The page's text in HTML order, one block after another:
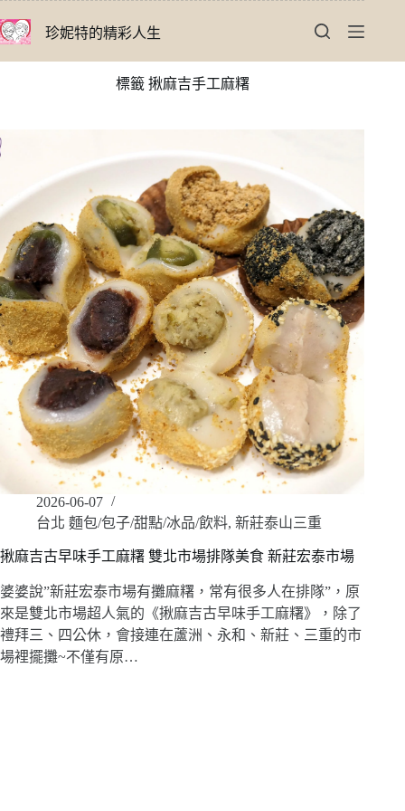
至
珍妮特的精彩人生
標籤揪麻吉手工麻糬
2026-06-07
台北 麵包/包子/甜點/冰品/飲料, 新莊泰山三重
揪麻吉古早味手工麻糬 雙北市場排隊美食 新莊宏泰市場
婆婆說”新莊宏泰市場有攤麻糬，常有很多人在排隊”，原
來是雙北市場超人氣的《揪麻吉古早味手工麻糬》，除了
禮拜三、四公休，會接連在蘆洲、永和、新莊、三重的市
場裡擺攤~不僅有原…